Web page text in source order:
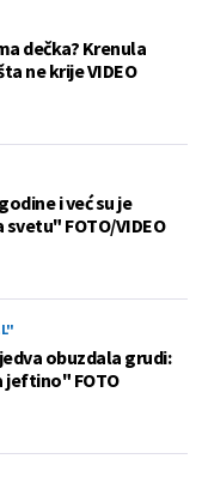
dečka? Krenula
ne krije VIDEO
i već su je
FOTO/VIDEO
obuzdala grudi:
jeftino" FOTO